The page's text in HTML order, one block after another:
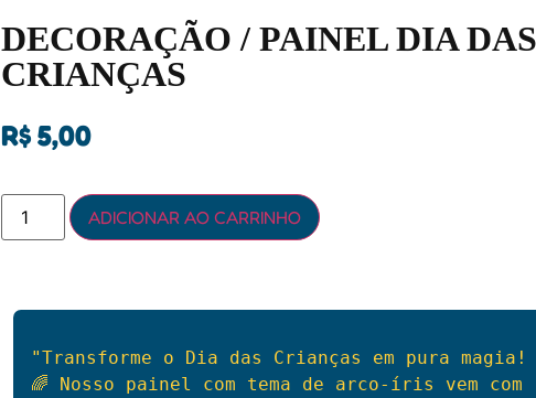
DECORAÇÃO / PAINEL DIA DAS
CRIANÇAS
R$5,00
ADICIONAR AO CARRINHO
🌈 Nosso painel com tema de arco-íris vem com